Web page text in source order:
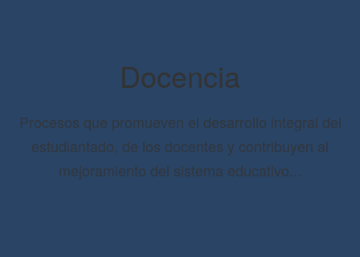
Docencia
Procesos que promueven el desarrollo integral del
estudiantado, de los docentes y contribuyen al
mejoramiento del sistema educativo...